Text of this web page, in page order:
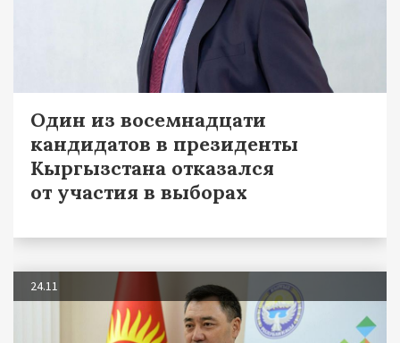
Один из восемнадцати
кандидатов в президенты
Кыргызстана отказался
от участия в выборах
24.11